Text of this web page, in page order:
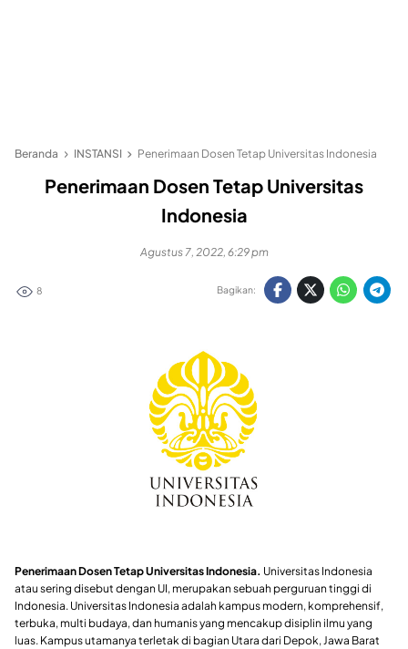
Beranda INSTANSI Penerimaan Dosen Tetap Universitas Indonesia
Penerimaan Dosen Tetap Universitas
Indonesia
Agustus 7, 2022, 6:29 pm
8 Bagikan:
Penerimaan Dosen Tetap Universitas Indonesia. Universitas Indonesia
atau sering disebut dengan UI, merupakan sebuah perguruan tinggi di
Indonesia. Universitas Indonesia adalah kampus modern, komprehensif,
terbuka, multi budaya, dan humanis yang mencakup disiplin ilmu yang
luas. Kampus utamanya terletak di bagian Utara dari Depok, Jawa Barat